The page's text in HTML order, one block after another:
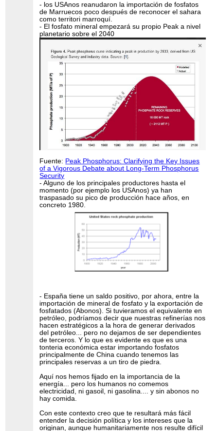
- los USAnos reanudaron la importación de fosfatos
de Marruecos poco después de reconocer el sahara
como territori marroquí.
- El fosfato mineral empezará su propio Peak a nivel
planetario sobre el 2040
Fuente: Peak Phosphorus: Clarifying the Key Issues
of a Vigorous Debate about Long-Term Phosphorus
Security
- Alguno de los principales productores hasta el
momento (por ejemplo los USAnos) ya han
traspasado su pico de producción hace años, en
concreto 1980.
- España tiene un saldo positivo, por ahora, entre la
importación de mineral de fosfato y la exportación de
fosfatados (Abonos). Si tuvieramos el equivalente en
petróleo, podríamos decir que nuestras refinerías nos
hacen estratégicos a la hora de generar derivados
del petróleo... pero no dejamos de ser dependientes
de terceros. Y lo que es evidente es que es una
tonteria económica estar importando fosfatos
principalmente de China cuando tenemos las
principales reservas a un tiro de piedra.
Aquí nos hemos fijado en la importancia de la
energía... pero los humanos no comemos
electricidad, ni gasoil, ni gasolina.... y sin abonos no
hay comida.
Con este contexto creo que te resultará más fácil
entender la decisión política y los intereses que la
originan, aunque humanitariamente nos resulte difícil